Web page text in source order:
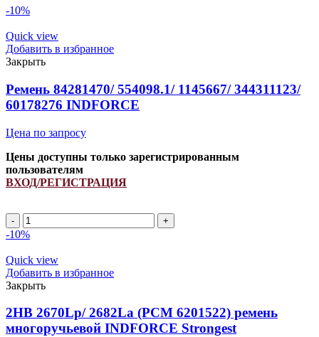
-10%
Quick view
Добавить в избранное
Закрыть
Ремень 84281470/ 554098.1/ 1145667/ 344311123/
60178276 INDFORCE
Цена по запросу
Цены доступны только зарегистрированным
пользователям
ВХОД/РЕГИСТРАЦИЯ
Ремень
84281470/
1145667/
344311123/
60178276
INDFORCE
quantity
-10%
Quick view
Добавить в избранное
Закрыть
2HB 2670Lp/ 2682La (PCM 6201522) ремень
многоручьевой INDFORCE Strongest